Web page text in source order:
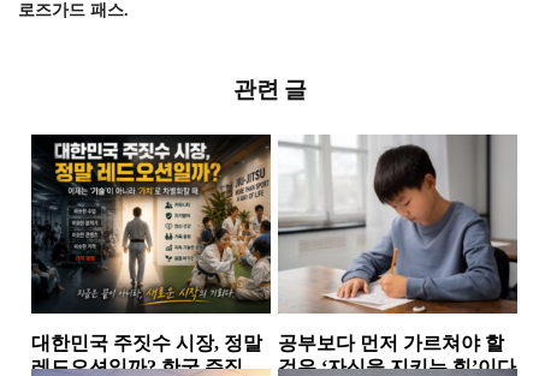
로즈가드 패스.
관련 글
대한민국 주짓수 시장, 정말
레드오션일까? 한국 주짓수
공부보다 먼저 가르쳐야 할
것은 ‘자신을 지키는 힘’이다